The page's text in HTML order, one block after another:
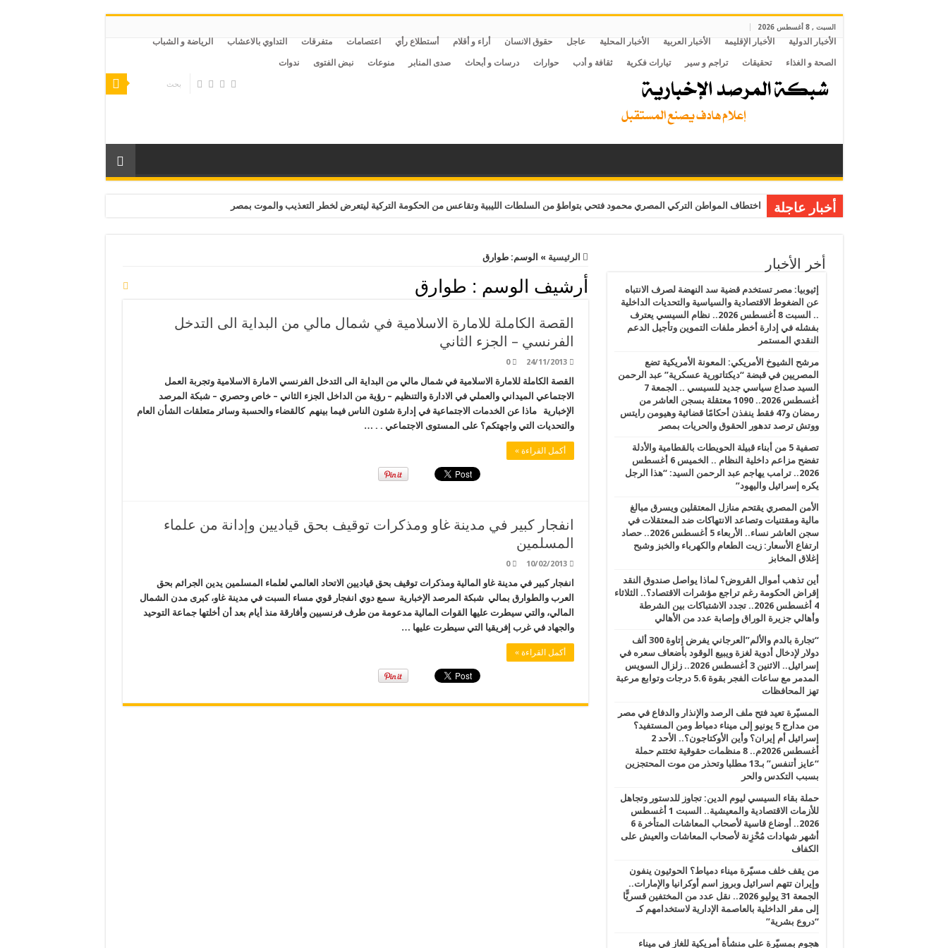
السبت , 8 أغسطس 2026
الأخبار الدولية الأخبار الإقليمة الأخبار العربية الأخبار المحلية عاجل حقوق الانسان أراء و أقلام أستطلاع رأي اعتصامات متفرقات التداوي بالاعشاب الرياضة و الشباب
الصحة و الغذاء تحقيقات تراجم و سير تيارات فكرية ثقافة و أدب حوارات درسات و أبحاث صدى المنابر منوعات نبض الفتوى ندوات
أخبار عاجلة اختطاف المواطن التركي المصري محمود فتحي بتواطؤ من السلطات الليبية وتقاعس من الحكومة التركية ليتعرض لخطر التعذيب والموت بمصر
الرئيسية » الوسم:طوارق
أرشيف الوسم : طوارق
القصة الكاملة للامارة الاسلامية في شمال مالي من البداية الى التدخل
الفرنسي – الجزء الثاني
24/11/2013
0
القصة الكاملة للامارة الاسلامية في شمال مالي من البداية الى التدخل الفرنسي الامارة الاسلامية وتجربة العمل
الاجتماعي الميداني والعملي في الادارة والتنظيم – رؤية من الداخل الجزء الثاني – خاص وحصري – شبكة المرصد
الإخبارية ماذا عن الخدمات الاجتماعية في إدارة شئون الناس فيما بينهم كالقضاء والحسبة وسائر متعلقات الشأن العام
والتحديات التي واجهتكم؟ على المستوى الاجتماعي . . …
أكمل القراءة »
انفجار كبير في مدينة غاو ومذكرات توقيف بحق قياديين وإدانة من علماء
المسلمين
10/02/2013
0
انفجار كبير في مدينة غاو المالية ومذكرات توقيف بحق قياديين الاتحاد العالمي لعلماء المسلمين يدين الجرائم بحق
العرب والطوارق بمالي شبكة المرصد الإخبارية سمع دوي انفجار قوي مساء السبت في مدينة غاو، كبرى مدن الشمال
المالي، والتي سيطرت عليها القوات المالية مدعومة من طرف فرنسيين وأفارقة منذ أيام بعد أن أخلتها جماعة التوحيد
والجهاد في غرب إفريقيا التي سيطرت عليها …
أكمل القراءة »
أخر الأخبار
إثيوبيا: مصر تستخدم قضية سد النهضة لصرف الانتباه
عن الضغوط الاقتصادية والسياسية والتحديات الداخلية
.. السبت 8 أغسطس 2026.. نظام السيسي يعترف
بفشله في إدارة أخطر ملفات التموين وتأجيل الدعم
النقدي المستمر
مرشح الشيوخ الأمريكي: المعونة الأمريكية تضع
المصريين في قبضة “ديكتاتورية عسكرية” عبد الرحمن
السيد صداع سياسي جديد للسيسي .. الجمعة 7
أغسطس 2026.. 1090 معتقلة بسجن العاشر من
رمضان و47 فقط ينفذن أحكامًا قضائية وهيومن رايتس
ووتش ترصد تدهور الحقوق والحريات بمصر
تصفية 5 من أبناء قبيلة الحويطات بالقطامية والأدلة
تفضح مزاعم داخلية النظام .. الخميس 6 أغسطس
2026.. ترامب يهاجم عبد الرحمن السيد: “هذا الرجل
يكره إسرائيل واليهود”
الأمن المصري يقتحم منازل المعتقلين ويسرق مبالغ
مالية ومقتنيات وتصاعد الانتهاكات ضد المعتقلات في
سجن العاشر نساء.. الأربعاء 5 أغسطس 2026.. حصاد
ارتفاع الأسعار: زيت الطعام والكهرباء والخبز وشبح
إغلاق المخابز
أين تذهب أموال القروض؟ لماذا يواصل صندوق النقد
إقراض الحكومة رغم تراجع مؤشرات الاقتصاد؟.. الثلاثاء
4 أغسطس 2026.. تجدد الاشتباكات بين الشرطة
وأهالي جزيرة الوراق وإصابة عدد من الأهالي
“تجارة بالدم والألم”العرجاني يفرض إتاوة 300 ألف
دولار لإدخال أدوية لغزة ويبيع الوقود بأضعاف سعره في
إسرائيل.. الاثنين 3 أغسطس 2026.. زلزال السويس
المدمر مع ساعات الفجر بقوة 5.6 درجات وتوابع مرعبة
تهز المحافظات
المسيّرة تعيد فتح ملف الرصد والإنذار والدفاع في مصر
من مدارج 5 يونيو إلى ميناء دمياط ومن المستفيد؟
إسرائيل أم إيران؟ وأين الأوكتاجون؟.. الأحد 2
أغسطس 2026م.. 8 منظمات حقوقية تختتم حملة
“عايز أتنفس” بـ13 مطلبا وتحذر من موت المحتجزين
بسبب التكدس والحر
حملة بقاء السيسي ليوم الدين: تجاوز للدستور وتجاهل
للأزمات الاقتصادية والمعيشية.. السبت 1 أغسطس
2026.. أوضاع قاسية لأصحاب المعاشات المتأخرة 6
أشهر شهادات مُحْزِنة لأصحاب المعاشات والعيش على
الكفاف
من يقف خلف مسيّرة ميناء دمياط؟ الحوثيون ينفون
وإيران تتهم اسرائيل وبروز اسم أوكرانيا والإمارات..
الجمعة 31 يوليو 2026.. نقل عدد من المختفين قسريًّا
إلى مقر الداخلية بالعاصمة الإدارية لاستخدامهم كـ
“دروع بشرية”
هجوم بمسيّرة على منشأة أمريكية للغاز في ميناء